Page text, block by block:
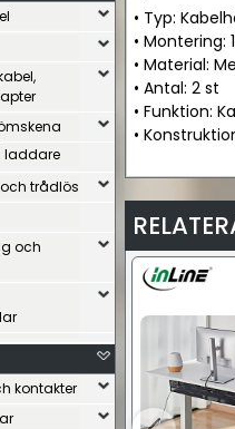
laddare
trådlös
och
kontakter
• Typ:
• Montering:
• Material:
• Antal: 2 st
• Funktion:
•